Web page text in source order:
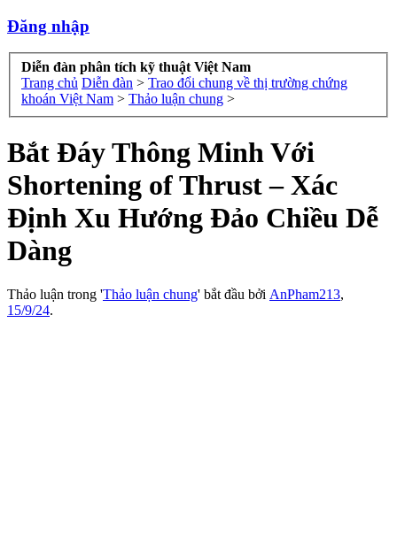
Đăng nhập
Diễn đàn phân tích kỹ thuật Việt Nam
Trang chủ Diễn đàn > Trao đổi chung về thị trường chứng
khoán Việt Nam > Thảo luận chung >
Bắt Đáy Thông Minh Với
Shortening of Thrust – Xác
Định Xu Hướng Đảo Chiều Dễ
Dàng
Thảo luận trong 'Thảo luận chung' bắt đầu bởi AnPham213,
15/9/24.